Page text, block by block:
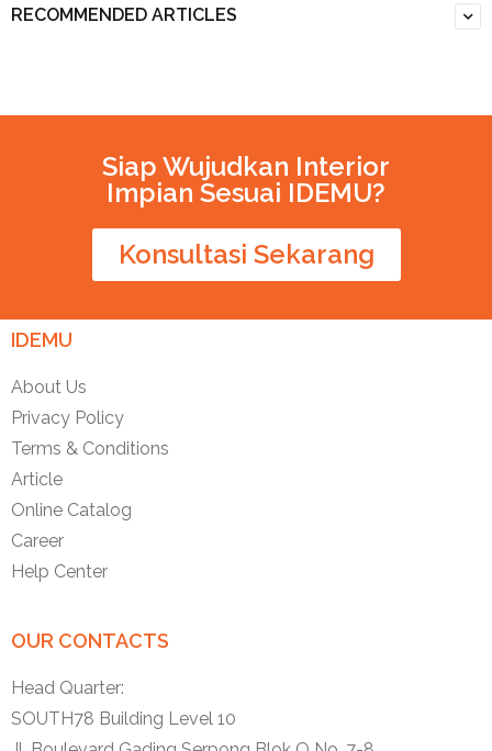
RECOMMENDED ARTICLES
Siap Wujudkan Interior
Impian Sesuai IDEMU?
Konsultasi Sekarang
IDEMU
About Us
Privacy Policy
Terms & Conditions
Article
Online Catalog
Career
Help Center
OUR CONTACTS
Head Quarter:
SOUTH78 Building Level 10